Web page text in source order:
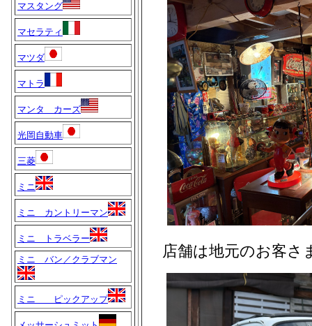
マスタング
マセラティ
マツダ
マトラ
マンタ カーズ
光岡自動車
三菱
ミニ
ミニ カントリーマン
ミニ トラベラー
ミニ バン／クラブマン
ミニ ピックアップ
店舗は地元のお客さ